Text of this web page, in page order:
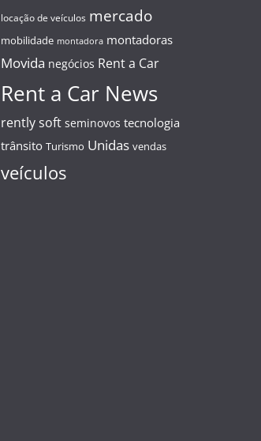
locação de veículos mercado
mobilidade montadora montadoras
Movida negócios Rent a Car
Rent a Car News
rently soft seminovos tecnologia
trânsito Turismo Unidas vendas
veículos